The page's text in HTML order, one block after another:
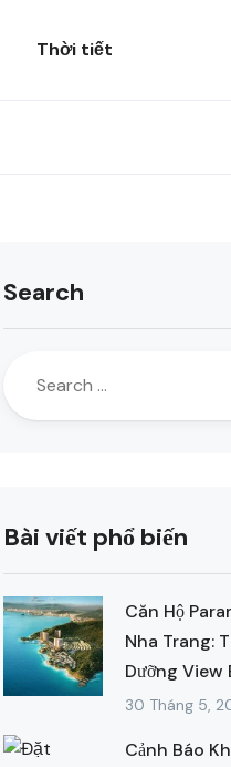
Thời tiết
Search
Bài viết phổ biến
Căn Hộ
Nha Trang:
Dưỡng View
30 Tháng 5,
Cảnh Báo